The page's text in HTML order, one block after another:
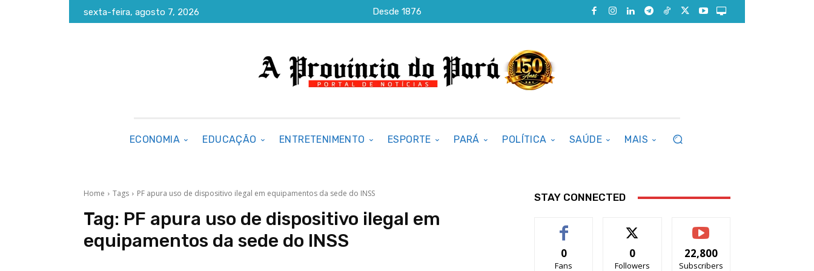
sexta-feira, agosto 7, 2026 Desde 1876
ECONOMIA EDUCAÇÃO ENTRETENIMENTO ESPORTE PARÁ POLÍTICA SAÚDE MAIS
Home Tags PF apura uso de dispositivo ilegal em equipamentos da sede do INSS
Tag: PF apura uso de dispositivo ilegal em
equipamentos da sede do INSS
STAY CONNECTED
0
Fans
0
Followers
22,800
Subscribers